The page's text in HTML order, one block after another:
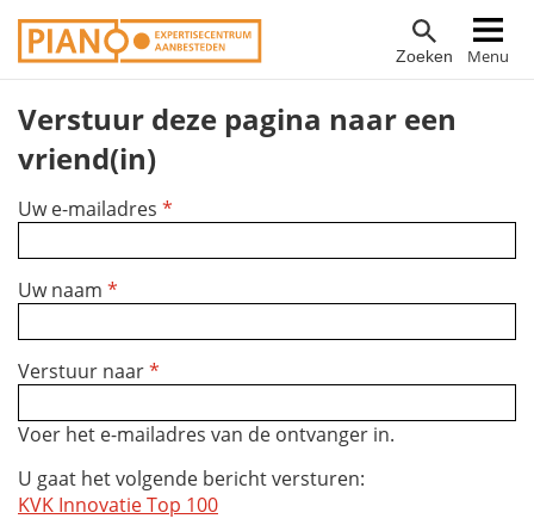
Overslaan
en
de
inhoud
gaan
Zoeken Menu
Hoofdnavigatie
Verstuur deze pagina naar een
vriend(in)
Uw e-mailadres *
Uw naam *
Verstuur naar*
Voer het e-mailadres van de ontvanger in.
U gaat het volgende bericht versturen:
KVK Innovatie Top 100